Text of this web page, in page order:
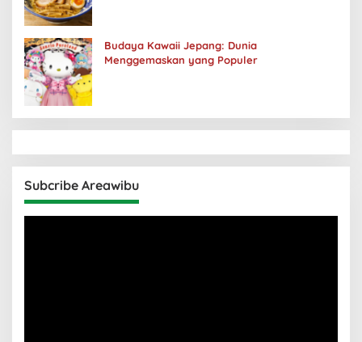
Budaya Kawaii Jepang: Dunia
Menggemaskan yang Populer
Subcribe Areawibu